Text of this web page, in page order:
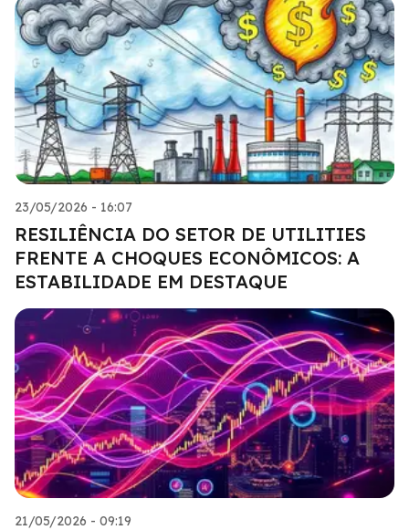
23/05/2026 - 16:07
RESILIÊNCIA DO SETOR DE UTILITIES
FRENTE A CHOQUES ECONÔMICOS: A
ESTABILIDADE EM DESTAQUE
21/05/2026 - 09:19